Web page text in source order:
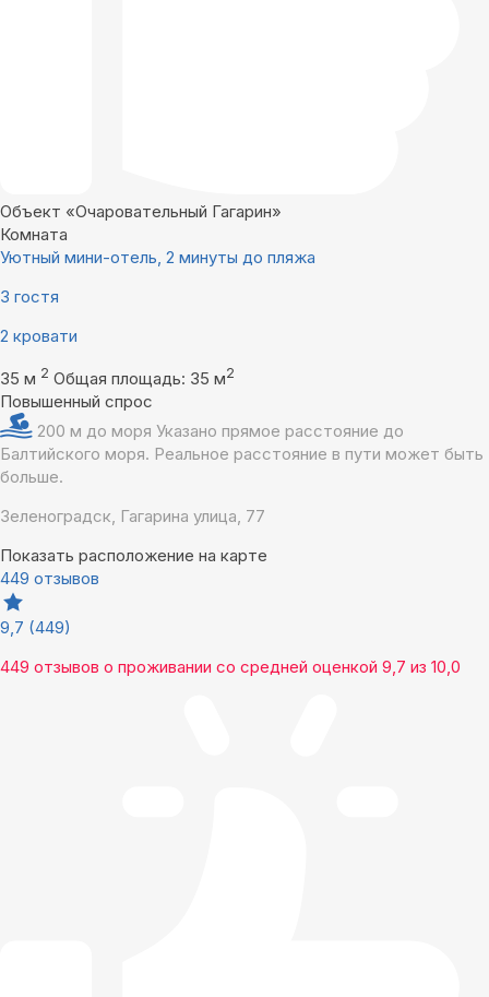
Объект «Очаровательный Гагарин»
Комната
Уютный мини-отель, 2 минуты до пляжа
3 гостя
2 кровати
35 м 2 Общая площадь: 35 м2
Повышенный спрос
200 м до моря Указано прямое расстояние до
Балтийского моря. Реальное расстояние в пути может быть
больше.
Зеленоградск, Гагарина улица, 77
Показать расположение на карте
449 отзывов
9,7 (449)
449 отзывов о проживании со средней оценкой 9,7 из 10,0